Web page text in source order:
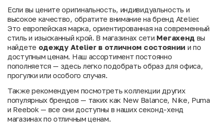
Если вы цените оригинальность, индивидуальность и
высокое качество, обратите внимание на бренд Atelier.
Это европейская марка, ориентированная на современный
стиль и изысканный крой. В магазинах сети Мегахенд вы
найдете одежду Atelier в отличном состоянии и по
доступным ценам. Наш ассортимент постоянно
пополняется — здесь легко подобрать образ для офиса,
прогулки или особого случая.
Также рекомендуем посмотреть коллекции других
популярных брендов — таких как New Balance, Nike, Puma
и Reebok — все они доступны в наших секонд-хенд
магазинах по отличным ценам.